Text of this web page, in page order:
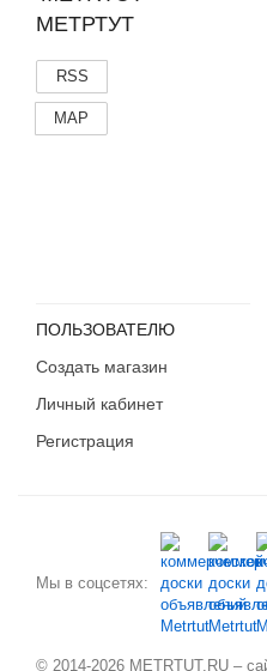
МЕТРТУТ
RSS
MAP
ПОЛЬЗОВАТЕЛЮ
Создать магазин
Личный кабинет
Регистрация
Мы в соцсетях:
© 2014-2026 METRTUT.RU –